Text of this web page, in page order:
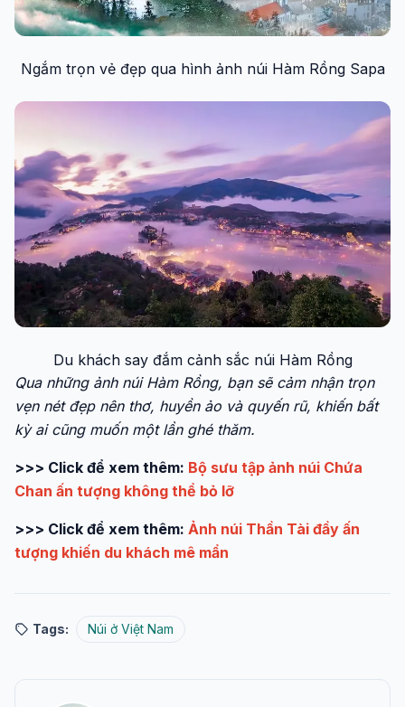
Ngắm trọn vẻ đẹp qua hình ảnh núi Hàm Rồng Sapa
Du khách say đắm cảnh sắc núi Hàm Rồng
Qua những ảnh núi Hàm Rồng, bạn sẽ cảm nhận trọn
vẹn nét đẹp nên thơ, huyền ảo và quyến rũ, khiến bất
kỳ ai cũng muốn một lần ghé thăm.
>>> Click để xem thêm: Bộ sưu tập ảnh núi Chứa
Chan ấn tượng không thể bỏ lỡ
>>> Click để xem thêm: Ảnh núi Thần Tài đầy ấn
tượng khiến du khách mê mẩn
Tags: Núi ở Việt Nam